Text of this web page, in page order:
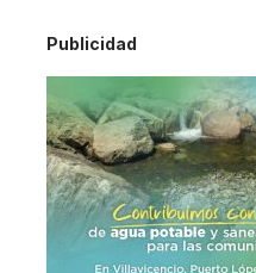
Publicidad